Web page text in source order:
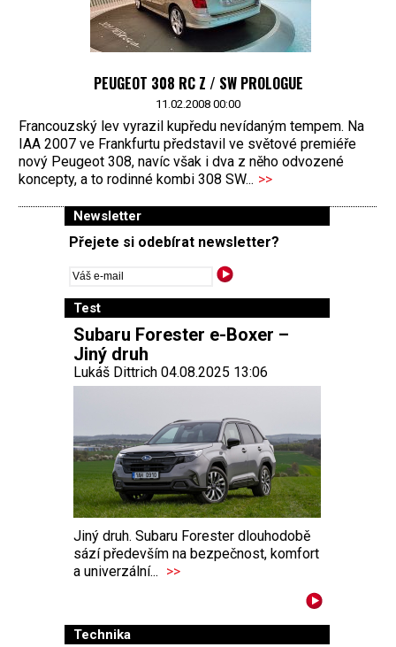
PEUGEOT 308 RC Z / SW PROLOGUE
11.02.2008 00:00
Francouzský lev vyrazil kupředu nevídaným tempem. Na
IAA 2007 ve Frankfurtu představil ve světové premiéře
nový Peugeot 308, navíc však i dva z něho odvozené
koncepty, a to rodinné kombi 308 SW... >>
Newsletter
Přejete si odebírat newsletter?
Test
Subaru Forester e-Boxer –
Jiný druh
Lukáš Dittrich 04.08.2025 13:06
Jiný druh. Subaru Forester dlouhodobě
sází především na bezpečnost, komfort
a univerzální... >>
Technika